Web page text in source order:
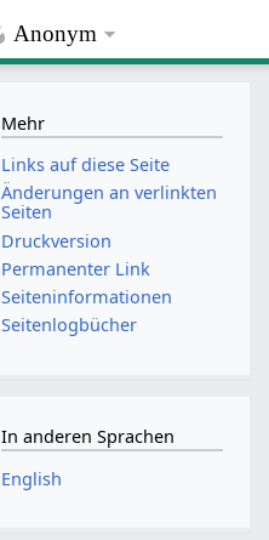
Anonym
Mehr
Links auf diese Seite
Änderungen an verlinkten
Seiten
Druckversion
Permanenter Link
Seiten­­informationen
Seitenlogbücher
In anderen Sprachen
English